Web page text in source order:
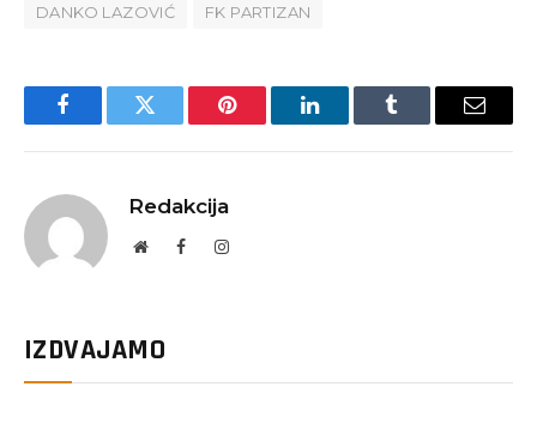
DANKO LAZOVIĆ FK PARTIZAN
FacebookTwitter Pinterest LinkedInTumblr Email
Redakcija
WebsiteFacebookInstagram
IZDVAJAMO